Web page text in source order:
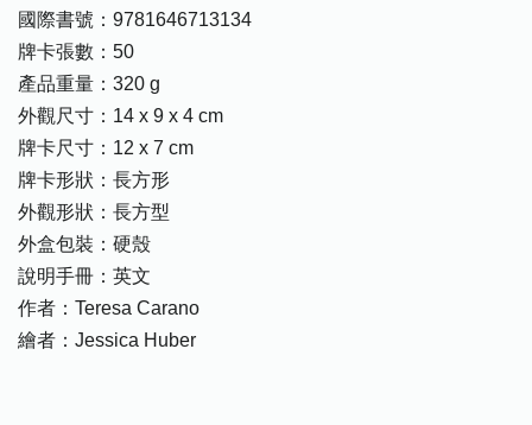
國際書號：9781646713134
牌卡張數：50
產品重量：320 g
外觀尺寸：14 x 9 x 4 cm
牌卡尺寸：12 x 7 cm
牌卡形狀：長方形
外觀形狀：長方型
外盒包裝：硬殼
說明手冊：英文
作者：Teresa Carano
繪者：Jessica Huber